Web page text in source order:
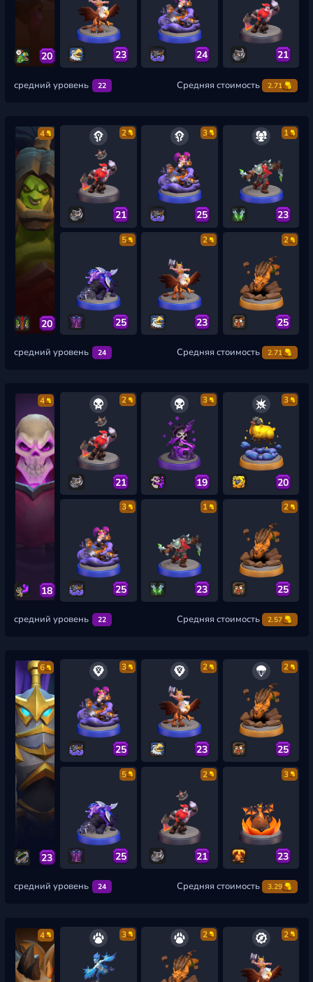
20 23 24 21
средний уровень 22 Средняя стоимость 2.71
4
20
2
21
3
25
1
23
5
25
2
23
2
25
средний уровень 24 Средняя стоимость 2.71
4
18
2
21
3
19
3
20
3
25
1
23
2
25
средний уровень 22 Средняя стоимость 2.57
6
23
3
25
2
23
2
25
5
25
2
21
3
23
средний уровень 24 Средняя стоимость 3.29
4 3 2 2